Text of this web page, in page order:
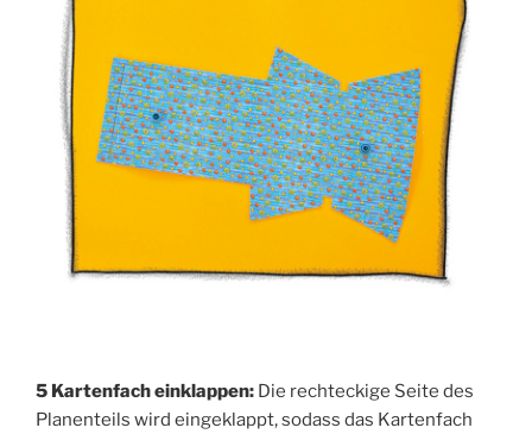
5 Kar­ten­fach ein­klap­pen: Die recht­ecki­ge Sei­te des
Pla­n­en­teils wird ein­ge­klappt, sodass das Kar­ten­fach